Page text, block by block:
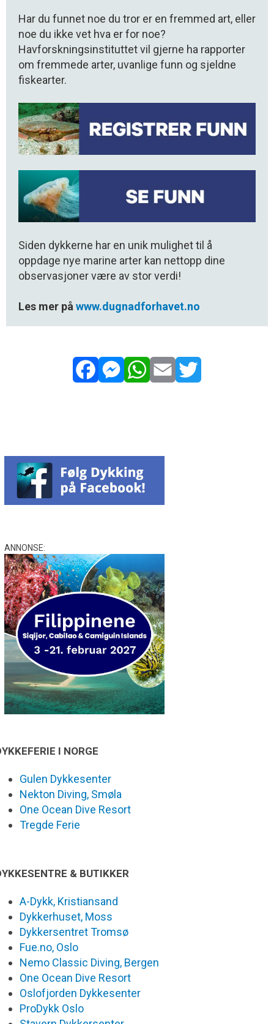
Har du funnet noe du tror er en fremmed art, eller
noe du ikke vet hva er for noe?
Havforskningsinstituttet vil gjerne ha rapporter
om fremmede arter, uvanlige funn og sjeldne
fiskearter.
Siden dykkerne har en unik mulighet til å
oppdage nye marine arter kan nettopp dine
observasjoner være av stor verdi!
Les mer påwww.dugnadforhavet.no
ANNONSE:
I NORGE
Gulen Dykkesenter
Nekton Diving, Smøla
One Ocean Dive Resort
Tregde Ferie
& BUTIKKER
A-Dykk, Kristiansand
Dykkerhuset, Moss
Dykkersentret Tromsø
Fue.no, Oslo
Nemo Classic Diving, Bergen
One Ocean Dive Resort
Oslofjorden Dykkesenter
ProDykk Oslo